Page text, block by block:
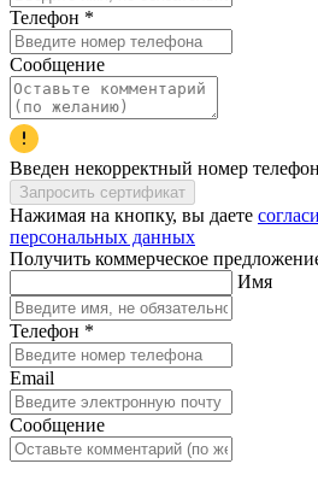
Телефон *
Сообщение
Введен некорректный номер
Запросить сертификат
Нажимая на кнопку, вы даете
персональных данных
Получить коммерческое
Имя
Телефон *
Email
Сообщение